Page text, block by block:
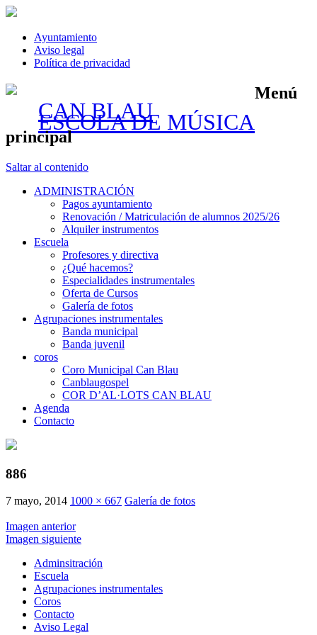
Ayuntamiento
Aviso legal
Política de privacidad
CAN BLAU
ESCOLA DE MÚSICA
Menú
principal
Saltar al contenido
ADMINISTRACIÓN
Pagos ayuntamiento
Renovación / Matriculación de alumnos 2025/26
Alquiler instrumentos
Escuela
Profesores y directiva
¿Qué hacemos?
Especialidades instrumentales
Oferta de Cursos
Galería de fotos
Agrupaciones instrumentales
Banda municipal
Banda juvenil
coros
Coro Municipal Can Blau
Canblaugospel
COR D’AL·LOTS CAN BLAU
Agenda
Contacto
886
7 mayo, 2014 1000 × 667 Galería de fotos
Imagen anterior
Imagen siguiente
Adminsitración
Escuela
Agrupaciones instrumentales
Coros
Contacto
Aviso Legal